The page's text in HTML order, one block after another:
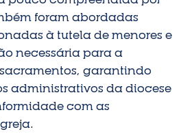
foram abordadas
à tutela de menores e
necessária para a
garantindo
administrativos da diocese
com as